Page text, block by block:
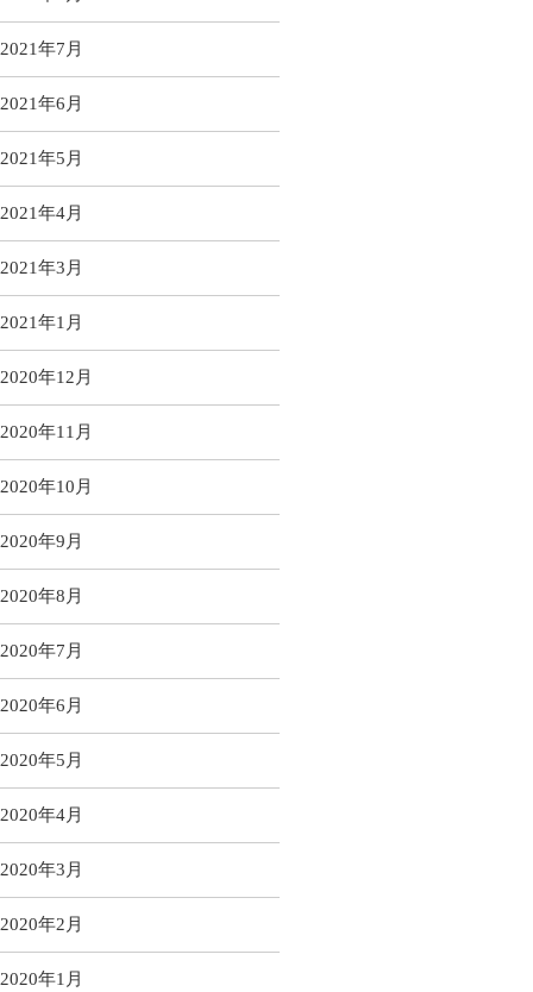
2021年7月
2021年6月
2021年5月
2021年4月
2021年3月
2021年1月
2020年12月
2020年11月
2020年10月
2020年9月
2020年8月
2020年7月
2020年6月
2020年5月
2020年4月
2020年3月
2020年2月
2020年1月